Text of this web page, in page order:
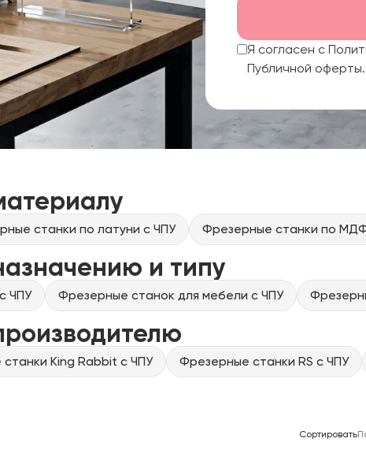
Я согласен с
Публичной оферты.
станки по латуни с ЧПУ Фрезерные станки по
и типу
ЧПУ Фрезерные станок для мебели с ЧПУ
King Rabbit с ЧПУ Фрезерные станки RS с ЧПУ
Сортировать